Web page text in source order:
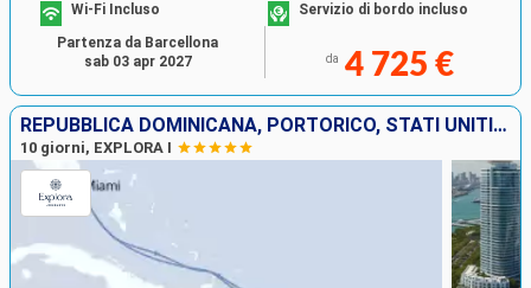
Wi-Fi Incluso
Servizio di bordo incluso
da 4 725 €
Partenza da Barcellona
sab 03 apr 2027
REPUBBLICA DOMINICANA, PORTORICO, STATI UNITI, VIRGIN GORDA
10 giorni, EXPLORA I